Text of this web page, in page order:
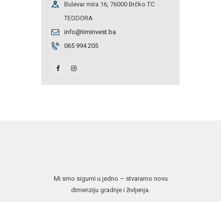
Bulevar mira 16, 76000 Brčko TC
TEODORA
info@timinvest.ba
065 994 205
Mi smo sigurni u jedno – stvaramo novu
dimenziju gradnje i življenja.